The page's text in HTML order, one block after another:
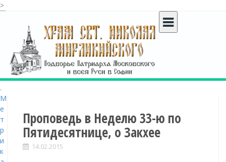
>
c
o
n
t
e
n
t
Проповедь в Неделю 33-ю по
Пятидесятнице, о Закхее
14.02.2015